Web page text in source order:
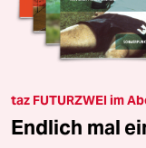
taz FUTURZWEI im
Endlich mal